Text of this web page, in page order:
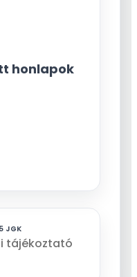
honlapok
JGK
tájékoztató